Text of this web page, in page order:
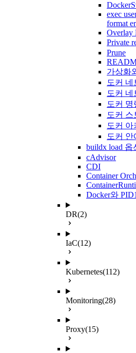
exec
format
Overlay
Private
Prune
가상화
도커 네
도커 네
도커 명
도커 스
도커 아
도커 안
buildx load 옵
cAdvisor
CDI
Container
Docker와 PID1
DR(2)
IaC(12)
Kubernetes(112)
Monitoring(28)
Proxy(15)